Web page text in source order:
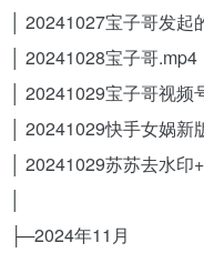
│ 20241027宝子哥发起
│ 20241028宝子哥.mp4
│ 20241029宝子哥视
│ 20241029快手女娲
│ 20241029苏苏去水
├─2024年11月